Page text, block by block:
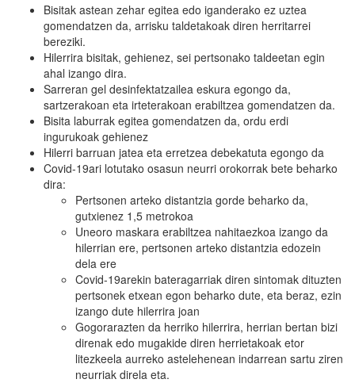
Bisitak astean zehar egitea edo iganderako ez uztea
gomendatzen da, arrisku taldetakoak diren herritarrei
bereziki.
Hilerrira bisitak, gehienez, sei pertsonako taldeetan egin
ahal izango dira.
Sarreran gel desinfektatzailea eskura egongo da,
sartzerakoan eta irteterakoan erabiltzea gomendatzen da.
Bisita laburrak egitea gomendatzen da, ordu erdi
ingurukoak gehienez
Hilerri barruan jatea eta erretzea debekatuta egongo da
Covid-19ari lotutako osasun neurri orokorrak bete beharko
dira:
Pertsonen arteko distantzia gorde beharko da,
gutxienez 1,5 metrokoa
Uneoro maskara erabiltzea nahitaezkoa izango da
hilerrian ere, pertsonen arteko distantzia edozein
dela ere
Covid-19arekin bateragarriak diren sintomak dituzten
pertsonek etxean egon beharko dute, eta beraz, ezin
izango dute hilerrira joan
Gogorarazten da herriko hilerrira, herrian bertan bizi
direnak edo mugakide diren herrietakoak etor
litezkeela aurreko astelehenean indarrean sartu ziren
neurriak direla eta.